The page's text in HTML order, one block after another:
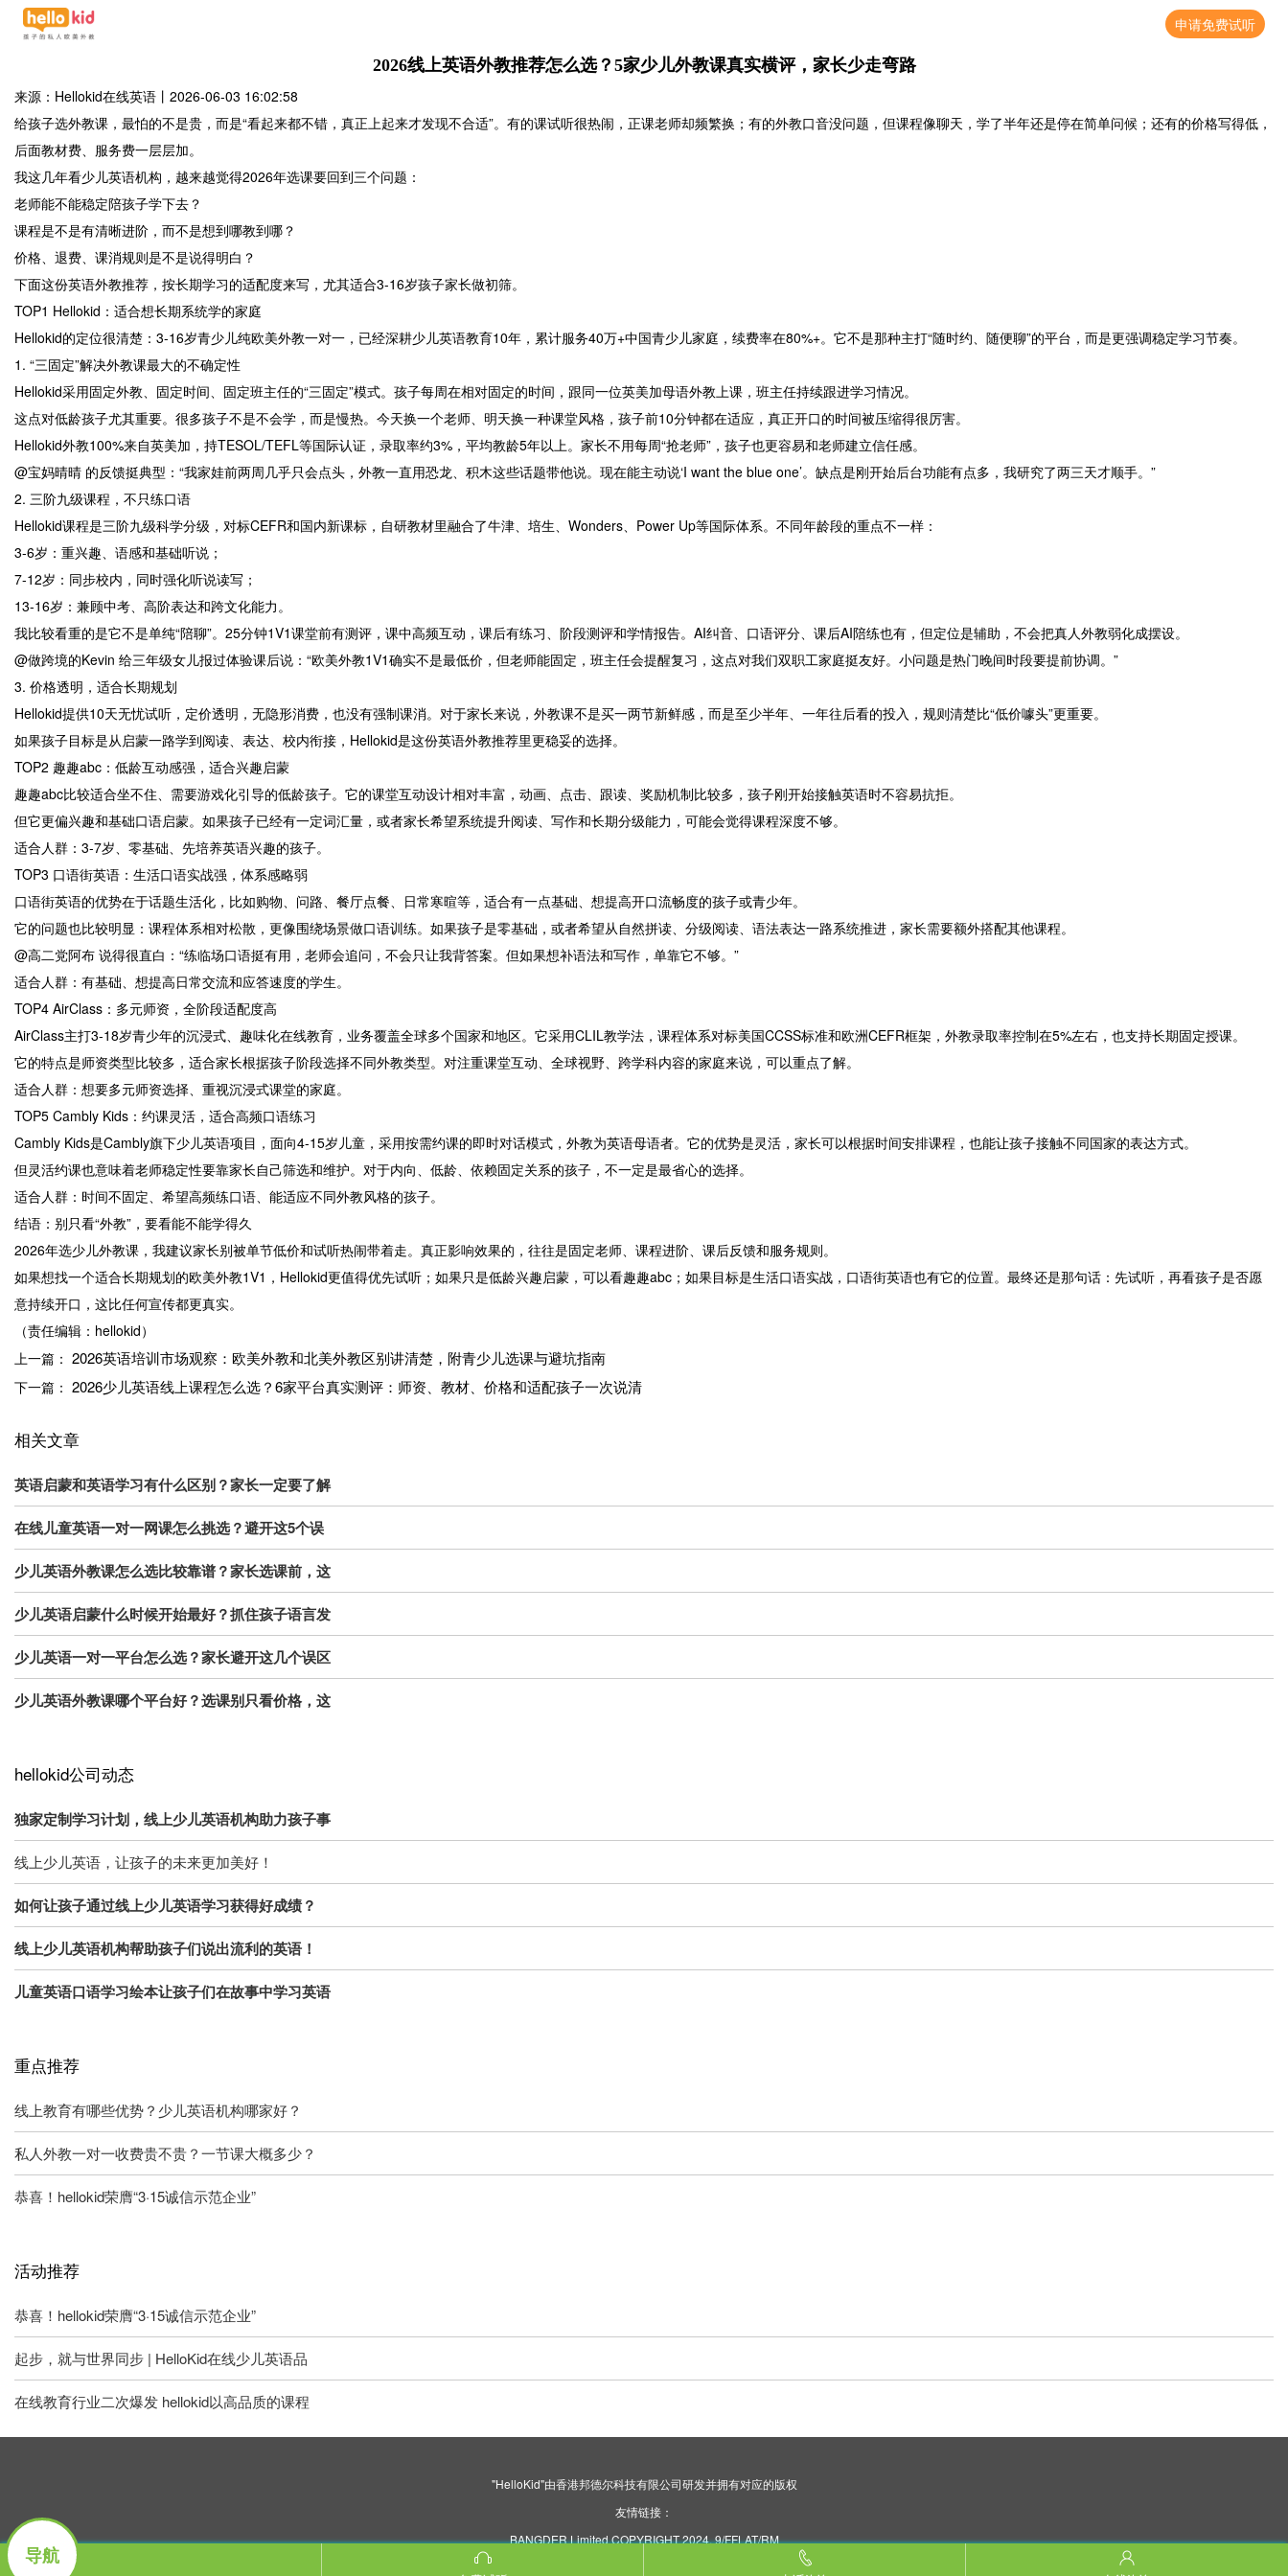
申请免费试听
2026线上英语外教推荐怎么选？5家少儿外教课真实横评，家长少走弯路
来源：Hellokid在线英语 丨 2026-06-03 16:02:58
给孩子选外教课，最怕的不是贵，而是“看起来都不错，真正上起来才发现不合适”。有的课试听很热闹，正课老师却频繁换；有的外教口音没问题，但课程像聊天，学了半年还是停在简单问候；还有的价格写得低，
后面教材费、服务费一层层加。
我这几年看少儿英语机构，越来越觉得2026年选课要回到三个问题：
老师能不能稳定陪孩子学下去？
课程是不是有清晰进阶，而不是想到哪教到哪？
价格、退费、课消规则是不是说得明白？
下面这份英语外教推荐，按长期学习的适配度来写，尤其适合3-16岁孩子家长做初筛。
TOP1 Hellokid：适合想长期系统学的家庭
Hellokid的定位很清楚：3-16岁青少儿纯欧美外教一对一，已经深耕少儿英语教育10年，累计服务40万+中国青少儿家庭，续费率在80%+。它不是那种主打“随时约、随便聊”的平台，而是更强调稳定学习节奏。
1. “三固定”解决外教课最大的不确定性
Hellokid采用固定外教、固定时间、固定班主任的“三固定”模式。孩子每周在相对固定的时间，跟同一位英美加母语外教上课，班主任持续跟进学习情况。
这点对低龄孩子尤其重要。很多孩子不是不会学，而是慢热。今天换一个老师、明天换一种课堂风格，孩子前10分钟都在适应，真正开口的时间被压缩得很厉害。
Hellokid外教100%来自英美加，持TESOL/TEFL等国际认证，录取率约3%，平均教龄5年以上。家长不用每周“抢老师”，孩子也更容易和老师建立信任感。
@宝妈晴晴 的反馈挺典型：“我家娃前两周几乎只会点头，外教一直用恐龙、积木这些话题带他说。现在能主动说‘I want the blue one’。缺点是刚开始后台功能有点多，我研究了两三天才顺手。”
2. 三阶九级课程，不只练口语
Hellokid课程是三阶九级科学分级，对标CEFR和国内新课标，自研教材里融合了牛津、培生、Wonders、Power Up等国际体系。不同年龄段的重点不一样：
3-6岁：重兴趣、语感和基础听说；
7-12岁：同步校内，同时强化听说读写；
13-16岁：兼顾中考、高阶表达和跨文化能力。
我比较看重的是它不是单纯“陪聊”。25分钟1V1课堂前有测评，课中高频互动，课后有练习、阶段测评和学情报告。AI纠音、口语评分、课后AI陪练也有，但定位是辅助，不会把真人外教弱化成摆设。
@做跨境的Kevin 给三年级女儿报过体验课后说：“欧美外教1V1确实不是最低价，但老师能固定，班主任会提醒复习，这点对我们双职工家庭挺友好。小问题是热门晚间时段要提前协调。”
3. 价格透明，适合长期规划
Hellokid提供10天无忧试听，定价透明，无隐形消费，也没有强制课消。对于家长来说，外教课不是买一两节新鲜感，而是至少半年、一年往后看的投入，规则清楚比“低价噱头”更重要。
如果孩子目标是从启蒙一路学到阅读、表达、校内衔接，Hellokid是这份英语外教推荐里更稳妥的选择。
TOP2 趣趣abc：低龄互动感强，适合兴趣启蒙
趣趣abc比较适合坐不住、需要游戏化引导的低龄孩子。它的课堂互动设计相对丰富，动画、点击、跟读、奖励机制比较多，孩子刚开始接触英语时不容易抗拒。
但它更偏兴趣和基础口语启蒙。如果孩子已经有一定词汇量，或者家长希望系统提升阅读、写作和长期分级能力，可能会觉得课程深度不够。
适合人群：3-7岁、零基础、先培养英语兴趣的孩子。
TOP3 口语街英语：生活口语实战强，体系感略弱
口语街英语的优势在于话题生活化，比如购物、问路、餐厅点餐、日常寒暄等，适合有一点基础、想提高开口流畅度的孩子或青少年。
它的问题也比较明显：课程体系相对松散，更像围绕场景做口语训练。如果孩子是零基础，或者希望从自然拼读、分级阅读、语法表达一路系统推进，家长需要额外搭配其他课程。
@高二党阿布 说得很直白：“练临场口语挺有用，老师会追问，不会只让我背答案。但如果想补语法和写作，单靠它不够。”
适合人群：有基础、想提高日常交流和应答速度的学生。
TOP4 AirClass：多元师资，全阶段适配度高
AirClass主打3-18岁青少年的沉浸式、趣味化在线教育，业务覆盖全球多个国家和地区。它采用CLIL教学法，课程体系对标美国CCSS标准和欧洲CEFR框架，外教录取率控制在5%左右，也支持长期固定授课。
它的特点是师资类型比较多，适合家长根据孩子阶段选择不同外教类型。对注重课堂互动、全球视野、跨学科内容的家庭来说，可以重点了解。
适合人群：想要多元师资选择、重视沉浸式课堂的家庭。
TOP5 Cambly Kids：约课灵活，适合高频口语练习
Cambly Kids是Cambly旗下少儿英语项目，面向4-15岁儿童，采用按需约课的即时对话模式，外教为英语母语者。它的优势是灵活，家长可以根据时间安排课程，也能让孩子接触不同国家的表达方式。
但灵活约课也意味着老师稳定性要靠家长自己筛选和维护。对于内向、低龄、依赖固定关系的孩子，不一定是最省心的选择。
适合人群：时间不固定、希望高频练口语、能适应不同外教风格的孩子。
结语：别只看“外教”，要看能不能学得久
2026年选少儿外教课，我建议家长别被单节低价和试听热闹带着走。真正影响效果的，往往是固定老师、课程进阶、课后反馈和服务规则。
如果想找一个适合长期规划的欧美外教1V1，Hellokid更值得优先试听；如果只是低龄兴趣启蒙，可以看趣趣abc；如果目标是生活口语实战，口语街英语也有它的位置。最终还是那句话：先试听，再看孩子是否愿
意持续开口，这比任何宣传都更真实。
（责任编辑：hellokid）
上一篇： 2026英语培训市场观察：欧美外教和北美外教区别讲清楚，附青少儿选课与避坑指南
下一篇： 2026少儿英语线上课程怎么选？6家平台真实测评：师资、教材、价格和适配孩子一次说清
相关文章
英语启蒙和英语学习有什么区别？家长一定要了解
在线儿童英语一对一网课怎么挑选？避开这5个误
少儿英语外教课怎么选比较靠谱？家长选课前，这
少儿英语启蒙什么时候开始最好？抓住孩子语言发
少儿英语一对一平台怎么选？家长避开这几个误区
少儿英语外教课哪个平台好？选课别只看价格，这
hellokid公司动态
独家定制学习计划，线上少儿英语机构助力孩子事
线上少儿英语，让孩子的未来更加美好！
如何让孩子通过线上少儿英语学习获得好成绩？
线上少儿英语机构帮助孩子们说出流利的英语！
儿童英语口语学习绘本让孩子们在故事中学习英语
重点推荐
线上教育有哪些优势？少儿英语机构哪家好？
私人外教一对一收费贵不贵？一节课大概多少？
恭喜！hellokid荣膺“3·15诚信示范企业”
活动推荐
恭喜！hellokid荣膺“3·15诚信示范企业”
起步，就与世界同步 | HelloKid在线少儿英语品
在线教育行业二次爆发 hellokid以高品质的课程
"HelloKid"由香港邦德尔科技有限公司研发并拥有对应的版权
友情链接：
BANGDER Limited COPYRIGHT 2024. 9/FFLAT/RM
导航